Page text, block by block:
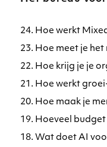
24. Hoe werkt
23. Hoe meet je
22. Hoe krijg je je
21. Hoe werkt
20. Hoe maak je
19. Hoeveel
18. Wat doet AI